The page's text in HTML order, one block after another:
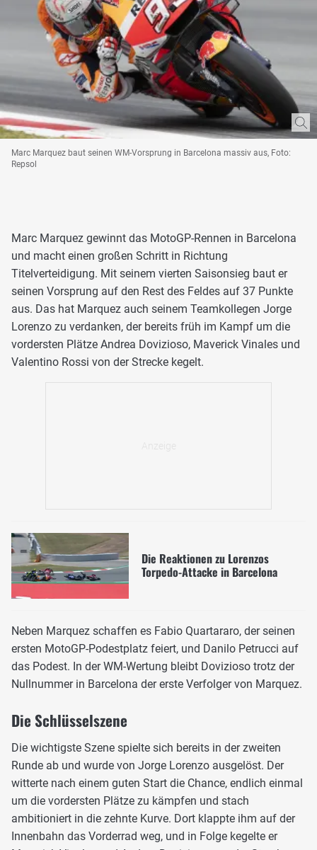
Marc Marquez baut seinen WM-Vorsprung in Barcelona massiv aus, Foto:
Repsol
Marc Marquez gewinnt das MotoGP-Rennen in Barcelona
und macht einen großen Schritt in Richtung
Titelverteidigung. Mit seinem vierten Saisonsieg baut er
seinen Vorsprung auf den Rest des Feldes auf 37 Punkte
aus. Das hat Marquez auch seinem Teamkollegen Jorge
Lorenzo zu verdanken, der bereits früh im Kampf um die
vordersten Plätze Andrea Dovizioso, Maverick Vinales und
Valentino Rossi von der Strecke kegelt.
Die Reaktionen zu Lorenzos
Torpedo-Attacke in Barcelona
Neben Marquez schaffen es Fabio Quartararo, der seinen
ersten MotoGP-Podestplatz feiert, und Danilo Petrucci auf
das Podest. In der WM-Wertung bleibt Dovizioso trotz der
Nullnummer in Barcelona der erste Verfolger von Marquez.
Die Schlüsselszene
Die wichtigste Szene spielte sich bereits in der zweiten
Runde ab und wurde von Jorge Lorenzo ausgelöst. Der
witterte nach einem guten Start die Chance, endlich einmal
um die vordersten Plätze zu kämpfen und stach
ambitioniert in die zehnte Kurve. Dort klappte ihm auf der
Innenbahn das Vorderrad weg, und in Folge kegelte er